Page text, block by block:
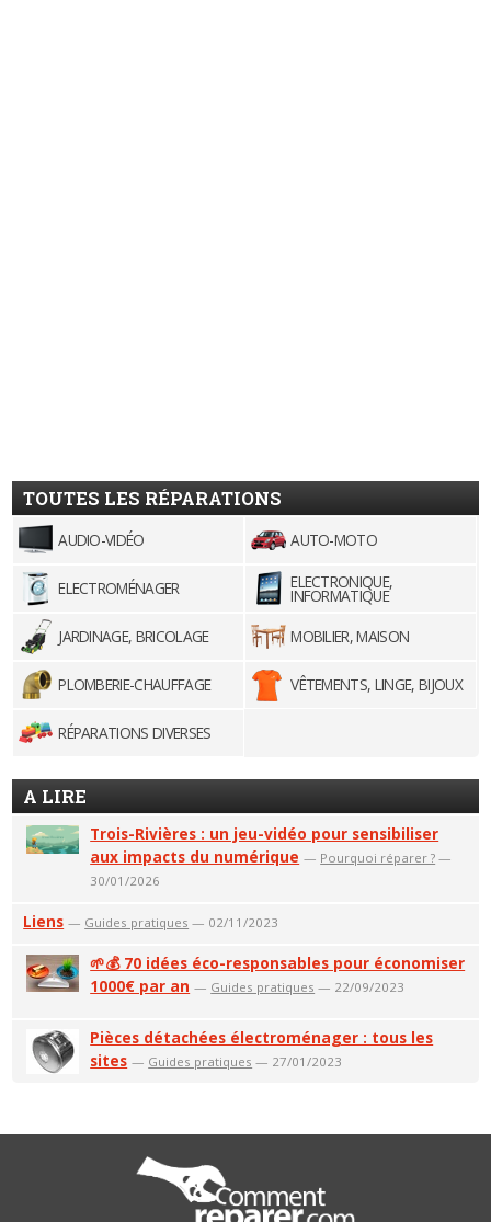
TOUTES LES RÉPARATIONS
AUDIO-VIDÉO AUTO-MOTO
ELECTROMÉNAGER ELECTRONIQUE,
INFORMATIQUE
JARDINAGE, BRICOLAGE
MOBILIER, MAISON
PLOMBERIE-CHAUFFAGE VÊTEMENTS, LINGE, BIJOUX
RÉPARATIONS DIVERSES
A LIRE
Trois-Rivières : un jeu-vidéo pour sensibiliser
aux impacts du numérique — Pourquoi réparer ? —
30/01/2026
Liens — Guides pratiques — 02/11/2023
🌱💰 70 idées éco-responsables pour économiser
1000€ par an — Guides pratiques — 22/09/2023
Pièces détachées électroménager : tous les
sites — Guides pratiques — 27/01/2023